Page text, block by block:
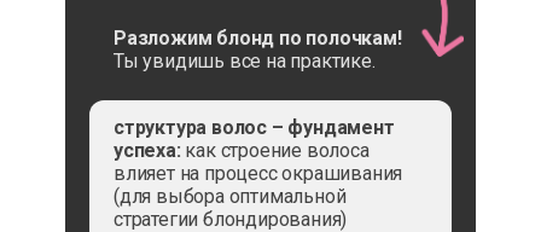
Разложим блонд по полочкам!
Ты увидишь все на практике.
структура волос – фундамент
успеха: как строение волоса
влияет на процесс окрашивания
(для выбора оптимальной
стратегии блондирования)